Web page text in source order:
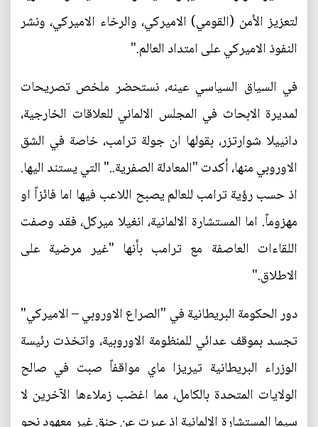
لتعزيز الأمن (القومي) الاميركي، والرخاء الاميركي، ونشر
النفوذ الاميركي على امتداد العالم."
في السياق السياسي عينه، نستحضر ملخص تصريحات
لمديرة الابحاث في المجلس الالماني للعلاقات الخارجية،
دانييلا شوارتزر، بقولها ان جولة ترامب، خاصة في الشق
الاوروبي منها، أكدت "المعادلة الصفرية.." التي يستند اليها.
اذ حسب رؤية ترامب للعالم يصبح اللاعب فيها اما فائزاً او
مهزوماً. اما المستشارة الالمانية، انغيلا ميركل، فقد وصفت
اللقاءات العاصفة مع ترامب بأنها "غير مرضية على
الاطلاق."
دور الحكومة البريطانية في "الصراع الاوروبي – الاميركي"
تجسد بموقف عدائي للمنظومة الاوروبية، واتخذت رئيسة
الوزراء البريطانية تيريزا ماي مواقفاً صبت في صالح
الولايات المتحدة بالكامل، مما اغضب زملاءها الآخرين لا